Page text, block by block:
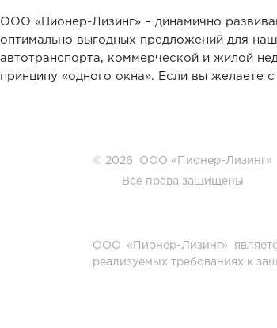
ООО «Пионер-Лизинг» – динамично
оптимально выгодных предложений для
автотранспорта, коммерческой и жилой
принципу «одного окна». Если вы
© 2026 ООО «Пионер-Лизинг»
Все права защищены
ООО «Пионер-Лизинг»
реализуемых требованиях к